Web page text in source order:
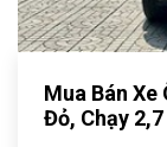
Mua Bán Xe
Đỏ, Chạy